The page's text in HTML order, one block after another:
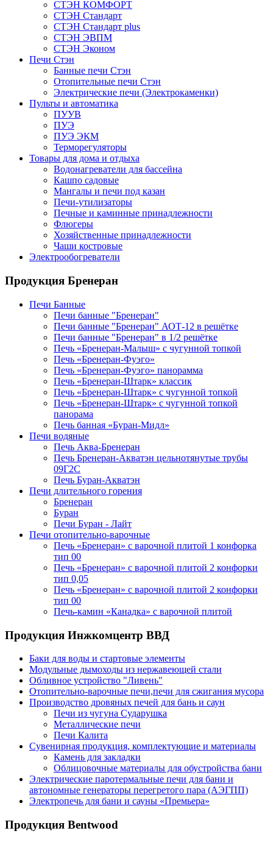
СТЭН КОМФОРТ
СТЭН Стандарт
СТЭН Стандарт plus
СТЭН ЭВПМ
СТЭН Эконом
Печи Стэн
Банные печи Стэн
Отопительные печи Стэн
Электрические печи (Электрокаменки)
Пульты и автоматика
ПУУВ
ПУЭ
ПУЭ ЭКМ
Терморегуляторы
Товары для дома и отдыха
Водонагреватели для бассейна
Кашпо садовые
Мангалы и печи под казан
Печи-утилизаторы
Печные и каминные принадлежности
Флюгеры
Хозяйственные принадлежности
Чаши костровые
Электрообогреватели
Продукция Бренеран
Печи Банные
Печи банные "Бренеран"
Печи банные "Бренеран" АОТ-12 в решётке
Печи банные "Бренеран" в 1/2 решётке
Печь «Бренеран-Малыш» с чугунной топкой
Печь «Бренеран-Фуэго»
Печь «Бренеран-Фуэго» панорамма
Печь «Бренеран-Штарк» классик
Печь «Бренеран-Штарк» с чугунной топкой
Печь «Бренеран-Штарк» с чугунной топкой
панорама
Печь банная «Буран-Мидл»
Печи водяные
Печь Аква-Бренеран
Печь Бренеран-Акватэн цельнотянутые трубы
09Г2С
Печь Буран-Акватэн
Печи длительного горения
Бренеран
Буран
Печи Буран - Лайт
Печи отопительно-варочные
Печь «Бренеран» с варочной плитой 1 конфорка
тип 00
Печь «Бренеран» с варочной плитой 2 конфорки
тип 0,05
Печь «Бренеран» с варочной плитой 2 конфорки
тип 00
Печь-камин «Канадка» с варочной плитой
Продукция Инжкомцентр ВВД
Баки для воды и стартовые элементы
Модульные дымоходы из нержавеющей стали
Обливное устройство "Ливень"
Отопительно-варочные печи,печи для сжигания мусора
Производство дровяных печей для бань и саун
Печи из чугуна Сударушка
Металлические печи
Печи Калита
Сувенирная продукция, комплектующие и материалы
Камень для закладки
Облицовочные материалы для обустройства бани
Электрические паротермальные печи для бани и
автономные генераторы перегретого пара (АЭГПП)
Электропечь для бани и сауны «Премьера»
Продукция Bentwood